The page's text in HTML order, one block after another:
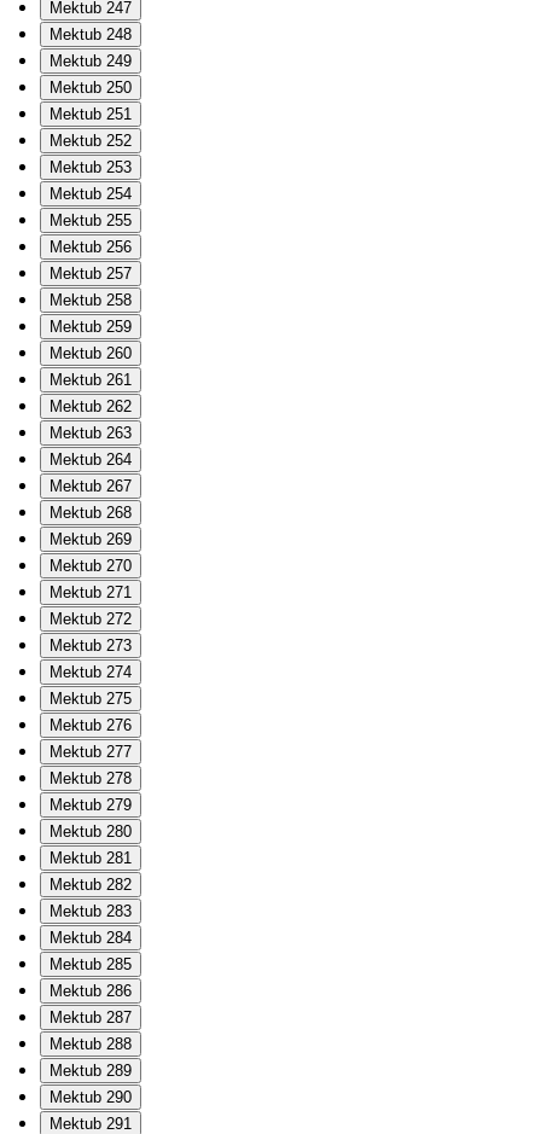
Mektub 247
Mektub 248
Mektub 249
Mektub 250
Mektub 251
Mektub 252
Mektub 253
Mektub 254
Mektub 255
Mektub 256
Mektub 257
Mektub 258
Mektub 259
Mektub 260
Mektub 261
Mektub 262
Mektub 263
Mektub 264
Mektub 267
Mektub 268
Mektub 269
Mektub 270
Mektub 271
Mektub 272
Mektub 273
Mektub 274
Mektub 275
Mektub 276
Mektub 277
Mektub 278
Mektub 279
Mektub 280
Mektub 281
Mektub 282
Mektub 283
Mektub 284
Mektub 285
Mektub 286
Mektub 287
Mektub 288
Mektub 289
Mektub 290
Mektub 291